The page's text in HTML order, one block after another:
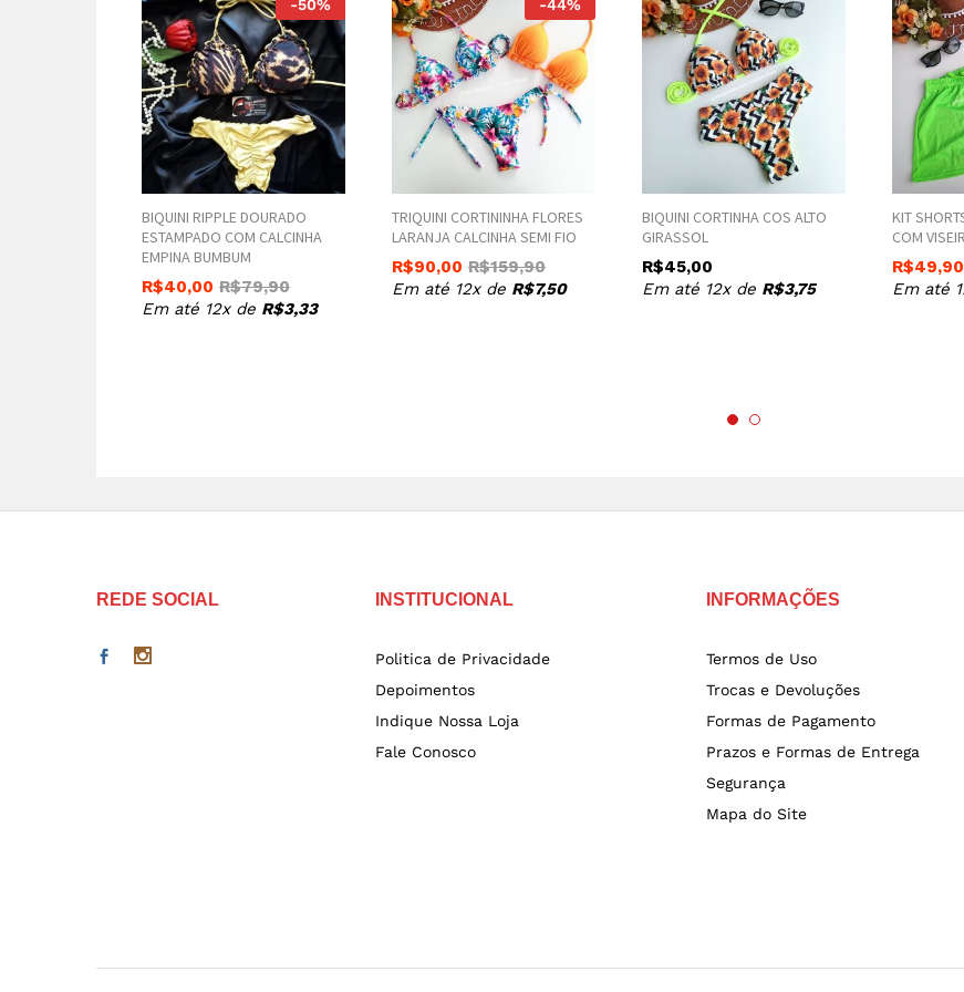
-50%
BIQUINI RIPPLE DOURADO
ESTAMPADO COM CALCINHA
EMPINA BUMBUM
R$40,00 R$79,90
Em até 12x de R$3,33
-44%
TRIQUINI CORTININHA FLORES
LARANJA CALCINHA SEMI FIO
R$90,00 R$159,90
Em até 12x de R$7,50
BIQUINI CORTINHA COS ALTO
GIRASSOL
R$45,00
Em até 12x de R$3,75
KIT
COM
R$49,90
Em até
REDE SOCIAL INSTITUCIONAL
Politica de Privacidade
Depoimentos
Indique Nossa Loja
Fale Conosco
INFORMAÇÕES
Termos de Uso
Trocas e Devoluções
Formas de Pagamento
Prazos e Formas de Entrega
Segurança
Mapa do Site